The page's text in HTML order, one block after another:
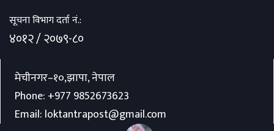
सूचना विभाग दर्ता नं.:
४०१२ / २०७९-८०
मेचीनगर–१०,झापा, नेपाल
Phone: +977 9852673623
Email: loktantrapost@gmail.com